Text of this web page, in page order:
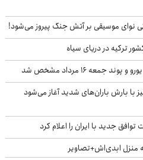
نوای موسیقی بر آتش جنگ پیروز می‌شود!
ترکیه در دریای سیاه
جمعه ۱۶ مرداد مشخص شد
با بارش باران‌های شدید آغاز می‌شود
توافق جدید با ایران را اعلام کرد
منزل ابدی‌اش+تصاویر